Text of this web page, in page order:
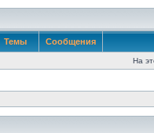
Темы Сообщения
На